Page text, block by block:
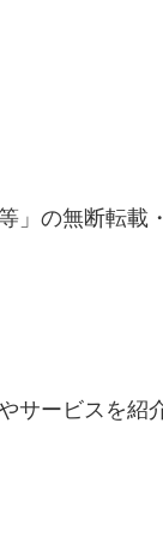
」の無断転載
サービスを紹